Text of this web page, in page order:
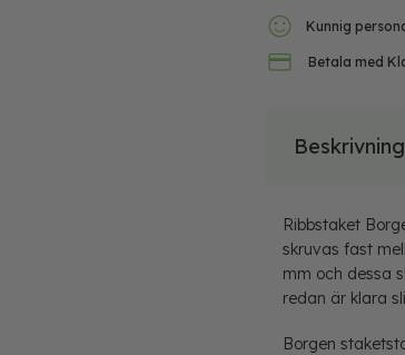
Kunnig
Betala med
Beskrivning
Ribbstaket
skruvas fast
mm och dessa
redan är klara
Borgen